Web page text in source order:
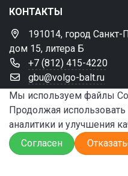
КОНТАКТЫ
191014, город Санкт-
дом 15, литера Б
+7 (812) 415-4220
gbu@volgo-balt.ru
Нашли ошибку? Сообщите
Выделите и нажмите
Мы используем файлы
Продолжая
аналитики и улучшения
Согласен